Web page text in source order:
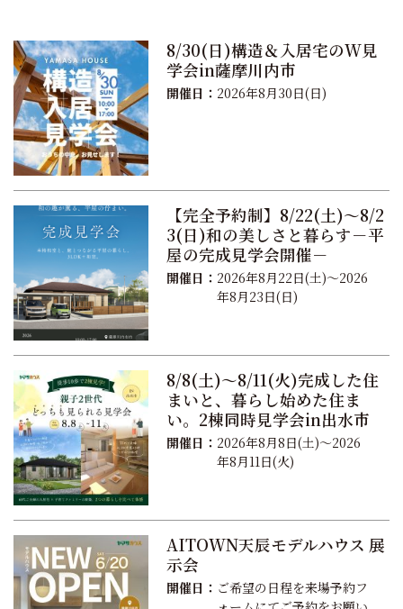
8/30(日)構造＆入居宅のW見
学会in薩摩川内市
開催日： 2026年8月30日(日)
【完全予約制】8/22(土)～8/2
3(日)和の美しさと暮らす－平
屋の完成見学会開催－
開催日： 2026年8月22日(土)～2026
年8月23日(日)
8/8(土)～8/11(火)完成した住
まいと、暮らし始めた住ま
い。2棟同時見学会in出水市
開催日： 2026年8月8日(土)～2026
年8月11日(火)
AITOWN天辰モデルハウス 展
示会
開催日： ご希望の日程を来場予約フ